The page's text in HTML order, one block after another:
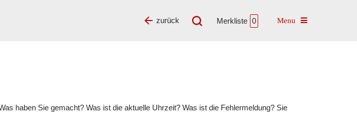
Merkliste 0 Toggle navigation
zurück
haben Sie gemacht? Was ist die aktuelle Uhrzeit? Was ist die Fehlermeldung? Sie